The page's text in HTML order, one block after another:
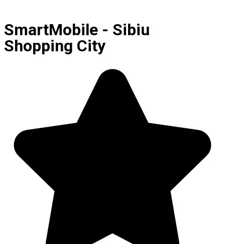
SmartMobile - Sibiu
Shopping City